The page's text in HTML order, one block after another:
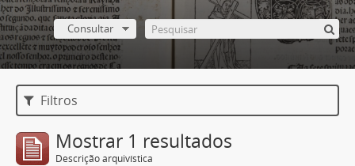
Consultar
Filtros
Mostrar 1 resultados
Descrição arquivística